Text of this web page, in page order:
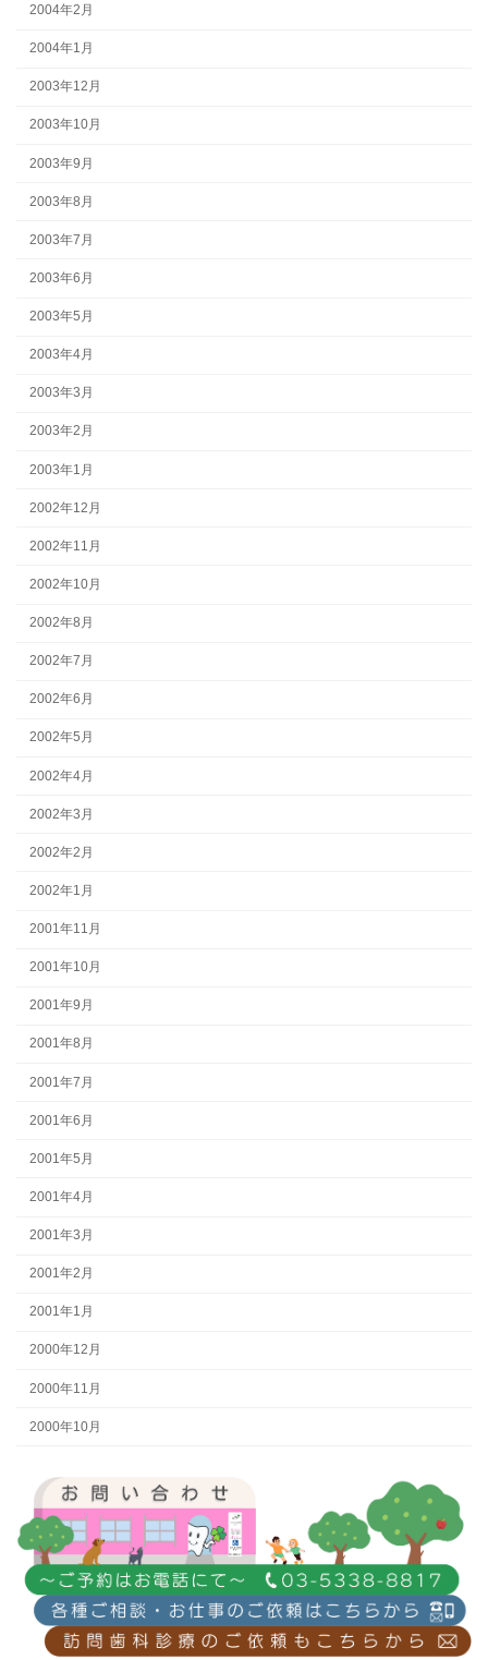
2004年2月
2004年1月
2003年12月
2003年10月
2003年9月
2003年8月
2003年7月
2003年6月
2003年5月
2003年4月
2003年3月
2003年2月
2003年1月
2002年12月
2002年11月
2002年10月
2002年8月
2002年7月
2002年6月
2002年5月
2002年4月
2002年3月
2002年2月
2002年1月
2001年11月
2001年10月
2001年9月
2001年8月
2001年7月
2001年6月
2001年5月
2001年4月
2001年3月
2001年2月
2001年1月
2000年12月
2000年11月
2000年10月